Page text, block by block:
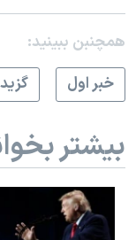
سفر پرزیدنت
همچنبن ببینید:
خبر اول
بیشتر